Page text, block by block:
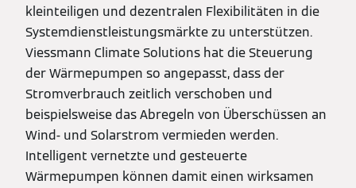
kleinteiligen und dezentralen Flexibilitäten in die
Systemdienstleistungsmärkte zu unterstützen.
Viessmann Climate Solutions hat die Steuerung
der Wärmepumpen so angepasst, dass der
Stromverbrauch zeitlich verschoben und
beispielsweise das Abregeln von Überschüssen an
Wind- und Solarstrom vermieden werden.
Intelligent vernetzte und gesteuerte
Wärmepumpen können damit einen wirksamen